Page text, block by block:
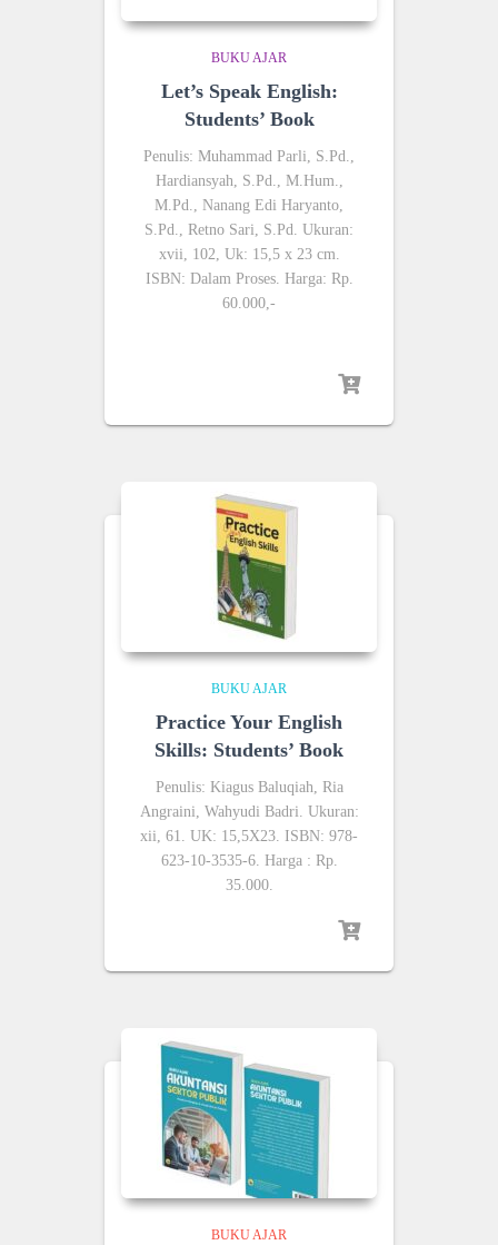
BUKU AJAR
Let’s Speak English:
Students’ Book
Penulis: Muhammad Parli, S.Pd.,
Hardiansyah, S.Pd., M.Hum.,
M.Pd., Nanang Edi Haryanto,
S.Pd., Retno Sari, S.Pd. Ukuran:
xvii, 102, Uk: 15,5 x 23 cm.
ISBN: Dalam Proses. Harga: Rp.
60.000,-
BUKU AJAR
Practice Your English
Skills: Students’ Book
Penulis: Kiagus Baluqiah, Ria
Angraini, Wahyudi Badri. Ukuran:
xii, 61. UK: 15,5X23. ISBN: 978-
623-10-3535-6. Harga : Rp.
35.000.
BUKU AJAR